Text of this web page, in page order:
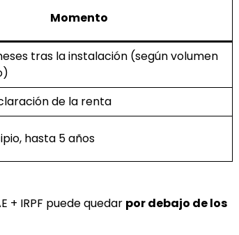
Momento
tras la instalación (según volumen
de la renta
hasta 5 años
+ IRPF puede quedar por debajo de los